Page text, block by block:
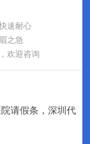
速耐心
之急
欢迎咨询
请假条，深圳代